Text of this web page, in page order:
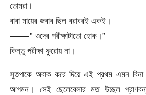
তোমরা।
বাবা মায়ের জবাব ছিল বরাবরই একই।
——-” ওদের পরীক্ষাটাতো হোক।”
কিন্তু পরীক্ষা ফুরোয় না।
সুতপাকে অবাক করে দিয়ে এই প্রথম এমন বিনা
আগমন। সেই ছেলেবেলার মত উচ্ছল